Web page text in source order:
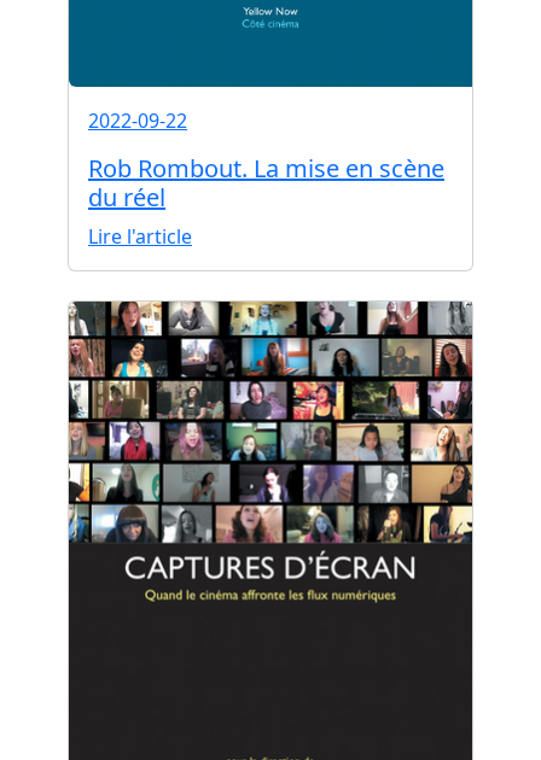
2022-09-22
Rob Rombout. La mise en scène
du réel
Lire l'article